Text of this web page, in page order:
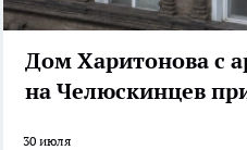
Дом Харитонова с
30 июля